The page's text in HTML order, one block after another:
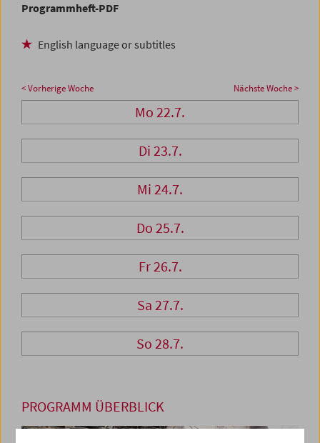
Programmheft-PDF
English language or subtitles
< Vorherige Woche Nächste Woche >
Mo 22.7.
Di 23.7.
Mi 24.7.
Do 25.7.
Fr 26.7.
Sa 27.7.
So 28.7.
PROGRAMM ÜBERBLICK